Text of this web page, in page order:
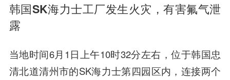
韩国SK海力士工厂发生火灾，有害氟气泄
露
当地时间6月1日上午10时32分左右，位于韩国忠
清北道清州市的SK海力士第四园区内，连接两个